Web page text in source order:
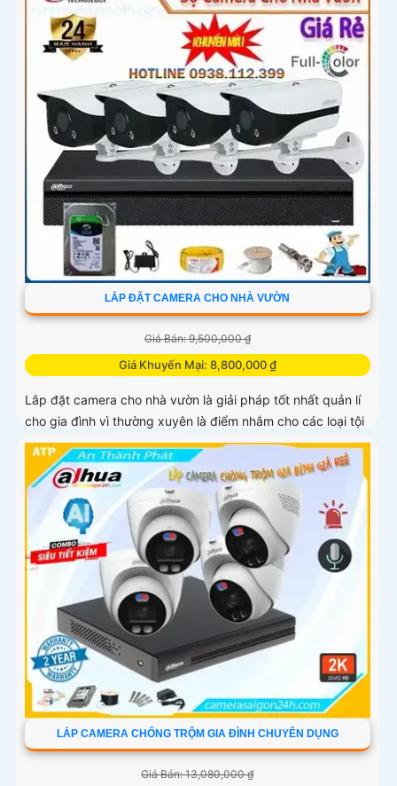
LẮP ĐẶT CAMERA CHO NHÀ VƯỜN
Giá Bán: 9,500,000 ₫
Giá Khuyến Mại: 8,800,000 ₫
Lắp đặt camera cho nhà vườn là giải pháp tốt nhất quản lí
cho gia đình vì thường xuyên là điểm nhắm cho các loại tội
phạm dòm ngó và nẩy sinh những vấn đề trộm cắp cướp
của thậm chí.
LẮP CAMERA CHỐNG TRỘM GIA ĐÌNH CHUYÊN DỤNG
Giá Bán: 13,080,000 ₫